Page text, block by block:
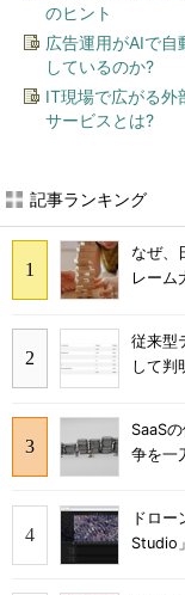
のヒント
広告運用がAIで自
しているのか?
IT現場で広がる外
サービスとは?
記事ランキング
なぜ、
レーム
従来型
して判
SaaS
争を一
ドロ
Studio